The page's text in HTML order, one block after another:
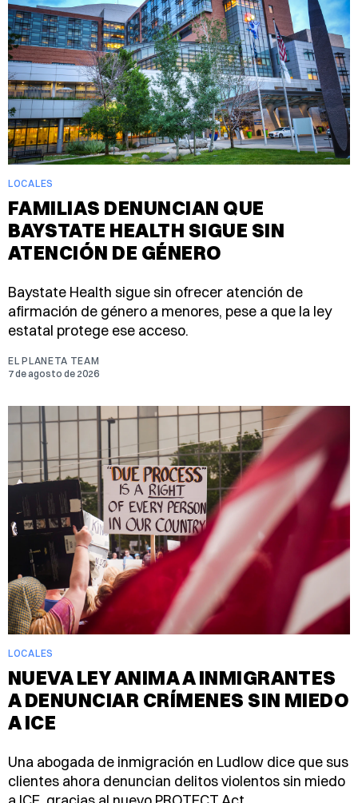
LOCALES
FAMILIAS DENUNCIAN QUE
BAYSTATE HEALTH SIGUE SIN
ATENCIÓN DE GÉNERO
Baystate Health sigue sin ofrecer atención de
afirmación de género a menores, pese a que la ley
estatal protege ese acceso.
EL PLANETA TEAM
7 de agosto de 2026
LOCALES
NUEVA LEY ANIMA A INMIGRANTES
A DENUNCIAR CRÍMENES SIN MIEDO
A ICE
Una abogada de inmigración en Ludlow dice que sus
clientes ahora denuncian delitos violentos sin miedo